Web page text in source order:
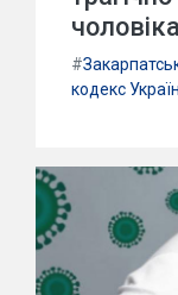
#
кодекс